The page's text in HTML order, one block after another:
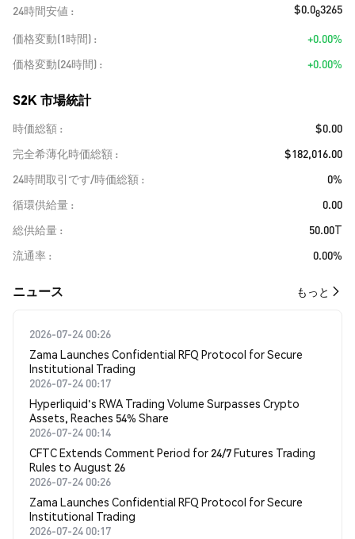
24時間安値 $0.083265
価格変動(1時間)
+0.00%
価格変動(24時間)
+0.00%
S2K 市場統計
時価総額
$0.00
完全希薄化時価総額
$182,016.00
24時間取引です/時価総額
0%
循環供給量
0.00
総供給量
50.00T
流通率
0.00%
​​ニュース​​ もっと
2026-07-24 00:26
Zama Launches Confidential RFQ Protocol for Secure
Institutional Trading
2026-07-24 00:17
Hyperliquid's RWA Trading Volume Surpasses Crypto
Assets, Reaches 54% Share
2026-07-24 00:14
CFTC Extends Comment Period for 24/7 Futures Trading
Rules to August 26
2026-07-24 00:26
Zama Launches Confidential RFQ Protocol for Secure
Institutional Trading
2026-07-24 00:17